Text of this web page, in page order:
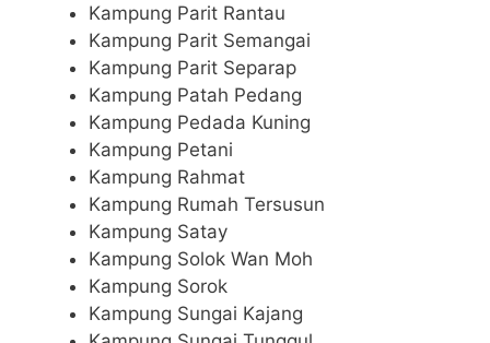
Kampung Parit Rantau
Kampung Parit Semangai
Kampung Parit Separap
Kampung Patah Pedang
Kampung Pedada Kuning
Kampung Petani
Kampung Rahmat
Kampung Rumah Tersusun
Kampung Satay
Kampung Solok Wan Moh
Kampung Sorok
Kampung Sungai Kajang